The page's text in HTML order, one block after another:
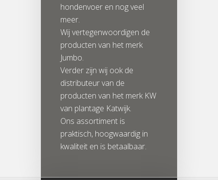
hondenvoer en nog veel
meer.
Wij vertegenwoordigen de
producten van het merk
Jumbo.
Verder zijn wij ook de
distributeur van de
producten van het merk KW
van plantage Katwijk.
Ons assortiment is
praktisch, hoogwaardig in
kwaliteit en is betaalbaar.